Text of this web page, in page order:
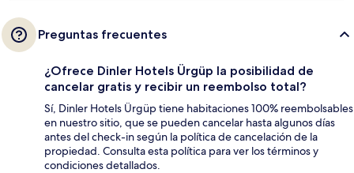
Preguntas frecuentes
¿Ofrece Dinler Hotels Ürgüp la posibilidad de
cancelar gratis y recibir un reembolso total?
Sí, Dinler Hotels Ürgüp tiene habitaciones 100% reembolsables
en nuestro sitio, que se pueden cancelar hasta algunos días
antes del check-in según la política de cancelación de la
propiedad. Consulta esta política para ver los términos y
condiciones detallados.